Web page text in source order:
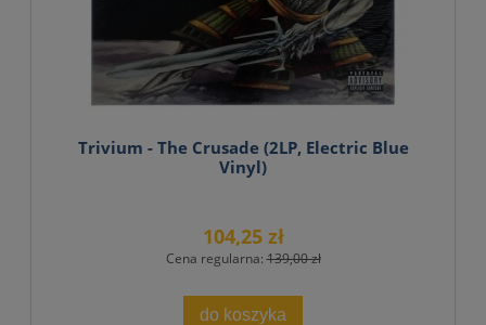
Trivium - The Crusade (2LP, Electric Blue
Vinyl)
104,25 zł
Cena regularna:139,00 zł
do koszyka